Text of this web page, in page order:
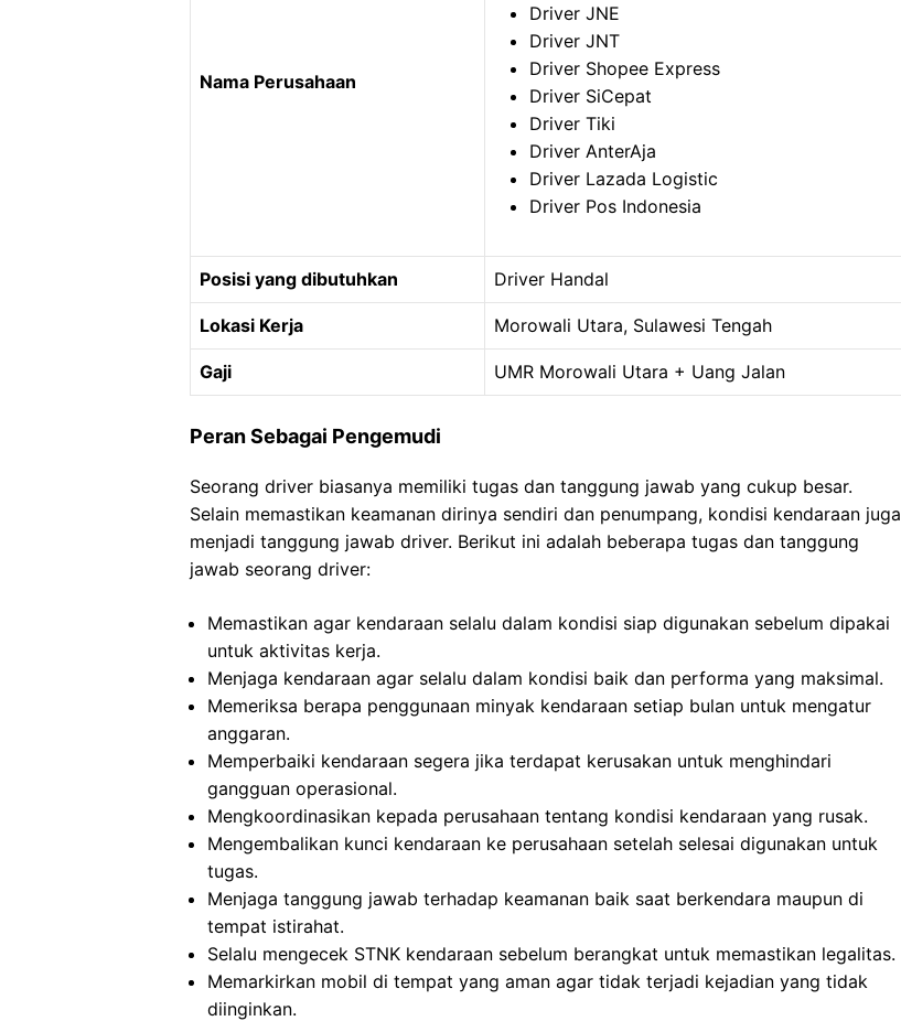
Nama Perusahaan
Driver JNE
Driver JNT
Driver Shopee Express
Driver SiCepat
Driver Tiki
Driver AnterAja
Driver Lazada Logistic
Driver Pos Indonesia
Posisi yang dibutuhkan Driver Handal
Lokasi Kerja Morowali Utara, Sulawesi Tengah
Gaji UMR Morowali Utara + Uang Jalan
Peran Sebagai Pengemudi
Seorang driver biasanya memiliki tugas dan tanggung jawab yang cukup besar.
Selain memastikan keamanan dirinya sendiri dan penumpang, kondisi kendaraan juga
menjadi tanggung jawab driver. Berikut ini adalah beberapa tugas dan tanggung
jawab seorang driver:
Memastikan agar kendaraan selalu dalam kondisi siap digunakan sebelum dipakai
untuk aktivitas kerja.
Menjaga kendaraan agar selalu dalam kondisi baik dan performa yang maksimal.
Memeriksa berapa penggunaan minyak kendaraan setiap bulan untuk mengatur
anggaran.
Memperbaiki kendaraan segera jika terdapat kerusakan untuk menghindari
gangguan operasional.
Mengkoordinasikan kepada perusahaan tentang kondisi kendaraan yang rusak.
Mengembalikan kunci kendaraan ke perusahaan setelah selesai digunakan untuk
tugas.
Menjaga tanggung jawab terhadap keamanan baik saat berkendara maupun di
tempat istirahat.
Selalu mengecek STNK kendaraan sebelum berangkat untuk memastikan legalitas.
Memarkirkan mobil di tempat yang aman agar tidak terjadi kejadian yang tidak
diinginkan.